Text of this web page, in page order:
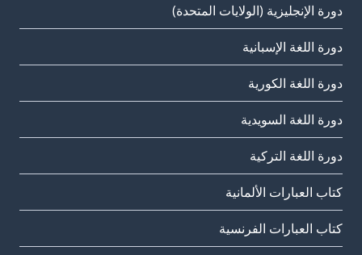
دورة الإنجليزية (الولايات المتحدة)
دورة اللغة الإسبانية
دورة اللغة الكورية
دورة اللغة السويدية
دورة اللغة التركية
كتاب العبارات الألمانية
كتاب العبارات الفرنسية